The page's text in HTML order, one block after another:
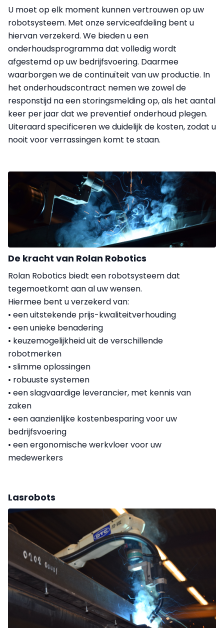
U moet op elk moment kunnen vertrouwen op uw
robotsysteem. Met onze serviceafdeling bent u
hiervan verzekerd. We bieden u een
onderhoudsprogramma dat volledig wordt
afgestemd op uw bedrijfsvoering. Daarmee
waarborgen we de continuïteit van uw productie. In
het onderhoudscontract nemen we zowel de
responstijd na een storingsmelding op, als het aantal
keer per jaar dat we preventief onderhoud plegen.
Uiteraard specificeren we duidelijk de kosten, zodat u
nooit voor verrassingen komt te staan.
De kracht van Rolan Robotics
Rolan Robotics biedt een robotsysteem dat
tegemoetkomt aan al uw wensen.
Hiermee bent u verzekerd van:
• een uitstekende prijs-kwaliteitverhouding
• een unieke benadering
• keuzemogelijkheid uit de verschillende
robotmerken
• slimme oplossingen
• robuuste systemen
• een slagvaardige leverancier, met kennis van
zaken
• een aanzienlijke kostenbesparing voor uw
bedrijfsvoering
• een ergonomische werkvloer voor uw
medewerkers
Lasrobots